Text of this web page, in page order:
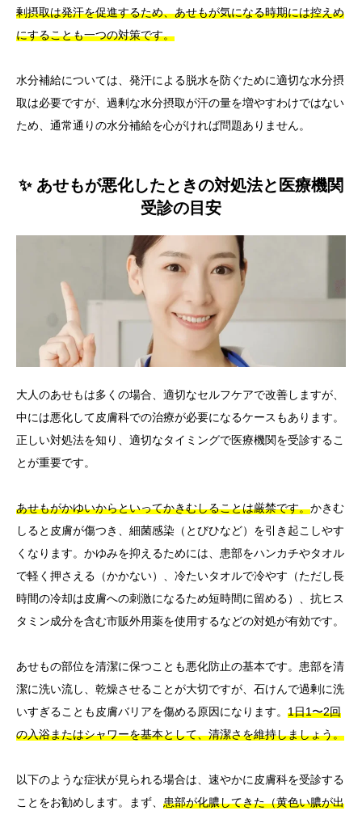
剰摂取は発汗を促進するため、あせもが気になる時期には控えめ
にすることも一つの対策です。
水分補給については、発汗による脱水を防ぐために適切な水分摂
取は必要ですが、過剰な水分摂取が汗の量を増やすわけではない
ため、通常通りの水分補給を心がければ問題ありません。
✨ あせもが悪化したときの対処法と医療機関
受診の目安
大人のあせもは多くの場合、適切なセルフケアで改善しますが、
中には悪化して皮膚科での治療が必要になるケースもあります。
正しい対処法を知り、適切なタイミングで医療機関を受診するこ
とが重要です。
あせもがかゆいからといってかきむしることは厳禁です。かきむ
しると皮膚が傷つき、細菌感染（とびひなど）を引き起こしやす
くなります。かゆみを抑えるためには、患部をハンカチやタオル
で軽く押さえる（かかない）、冷たいタオルで冷やす（ただし長
時間の冷却は皮膚への刺激になるため短時間に留める）、抗ヒス
タミン成分を含む市販外用薬を使用するなどの対処が有効です。
あせもの部位を清潔に保つことも悪化防止の基本です。患部を清
潔に洗い流し、乾燥させることが大切ですが、石けんで過剰に洗
いすぎることも皮膚バリアを傷める原因になります。 1日1〜2回
の入浴またはシャワーを基本として、清潔さを維持しましょう。
以下のような症状が見られる場合は、速やかに皮膚科を受診する
ことをお勧めします。まず、 患部が化膿してきた（黄色い膿が出